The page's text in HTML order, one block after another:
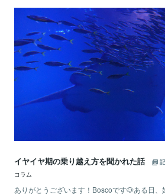
イヤイヤ期の乗り越え方を聞かれた話
コラム
ありがとうございます！Boscoです🐶ある日